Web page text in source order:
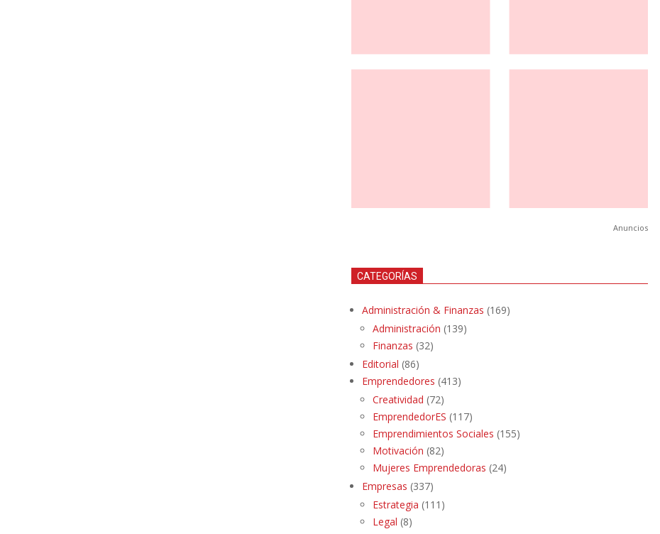
Anuncios
CATEGORÍAS
Administración & Finanzas (169)
Administración (139)
Finanzas (32)
Editorial (86)
Emprendedores (413)
Creatividad (72)
EmprendedorES (117)
Emprendimientos Sociales (155)
Motivación (82)
Mujeres Emprendedoras (24)
Empresas (337)
Estrategia (111)
Legal (8)